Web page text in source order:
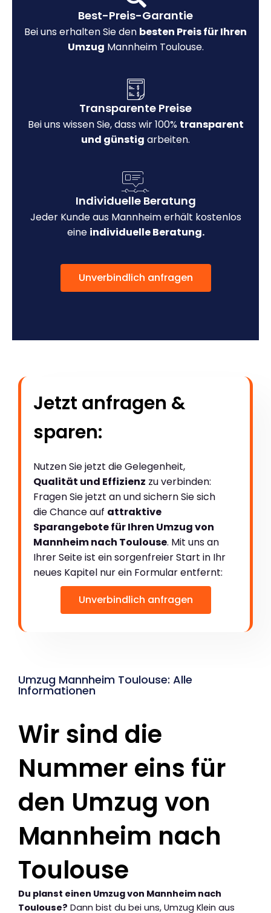
Best-Preis-Garantie
Bei uns erhalten Sie den besten Preis für Ihren
Umzug Mannheim Toulouse.
Transparente Preise
Bei uns wissen Sie, dass wir 100% transparent
und günstig arbeiten.
Individuelle Beratung
Jeder Kunde aus Mannheim erhält kostenlos
eine individuelle Beratung.
Unverbindlich anfragen
Jetzt anfragen &
sparen:
Nutzen Sie jetzt die Gelegenheit,
Qualität und Effizienz zu verbinden:
Fragen Sie jetzt an und sichern Sie sich
die Chance auf attraktive
Sparangebote für Ihren Umzug von
Mannheim nach Toulouse. Mit uns an
Ihrer Seite ist ein sorgenfreier Start in Ihr
neues Kapitel nur ein Formular entfernt:
Unverbindlich anfragen
Umzug Mannheim Toulouse: Alle
Informationen
Wir sind die
Nummer eins für
den Umzug von
Mannheim nach
Toulouse
Du planst einen Umzug von Mannheim nach
Toulouse? Dann bist du bei uns, Umzug Klein aus